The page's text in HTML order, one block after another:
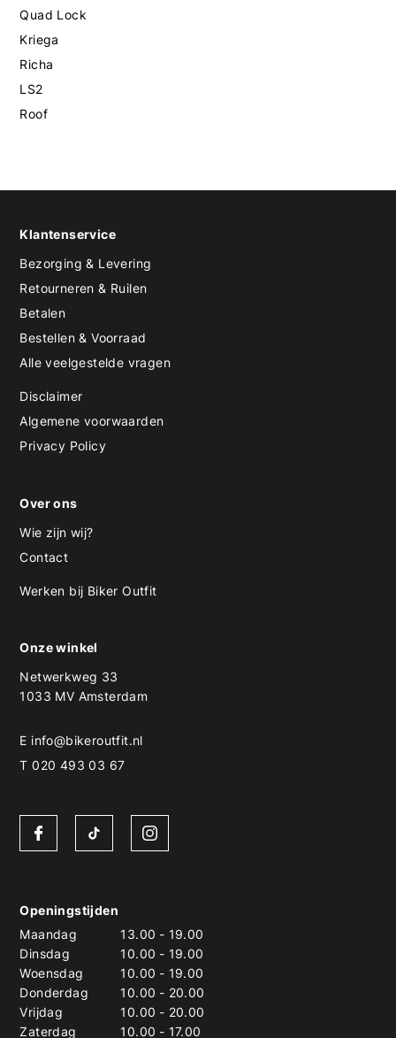
Quad Lock
Kriega
Richa
LS2
Roof
Klantenservice
Bezorging & Levering
Retourneren & Ruilen
Betalen
Bestellen & Voorraad
Alle veelgestelde vragen
Disclaimer
Algemene voorwaarden
Privacy Policy
Over ons
Wie zijn wij?
Contact
Werken bij Biker Outfit
Onze winkel
Netwerkweg 33
1033 MV Amsterdam
E info@bikeroutfit.nl
T 020 493 03 67
Openingstijden
Maandag
13.00 - 19.00
Dinsdag
10.00 - 19.00
Woensdag
10.00 - 19.00
Donderdag
10.00 - 20.00
Vrijdag
10.00 - 20.00
Zaterdag
10.00 - 17.00